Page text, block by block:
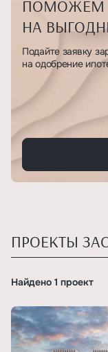
ПОМОЖЕМ
НА
Подайте заявку
на одобрение
ПРОЕКТЫ
Найдено 1 проект